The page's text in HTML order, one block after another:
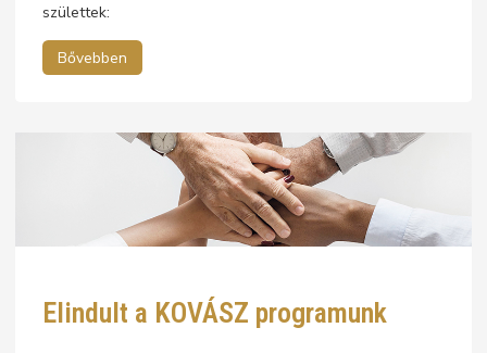
születtek:
Bővebben
Elindult a KOVÁSZ programunk